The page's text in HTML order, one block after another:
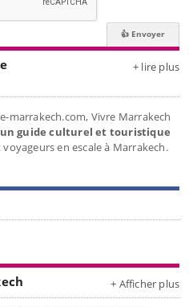
+ lire plus
marrakech.com, Vivre Marrakech
un guide culturel et touristique
voyageurs en escale à Marrakech.
+ Afficher plus